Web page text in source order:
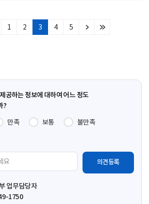
1 2 3 4 5
다
마
공하는 정보에 대하여 어느 정도
?
만족 보통
불만족
업무담당자
1750